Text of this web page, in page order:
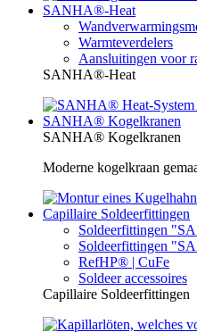
SANHA®-Heat
Warmteverdelers
Aansluitingen voor
SANHA®-Heat
SANHA® Kogelkranen
SANHA® Kogelkranen
Moderne kogelkraan
Capillaire Soldeerfittingen
Soldeerfittingen
Soldeerfittingen
RefHP® | CuFe
Soldeer accessoires
Capillaire Soldeerfittingen